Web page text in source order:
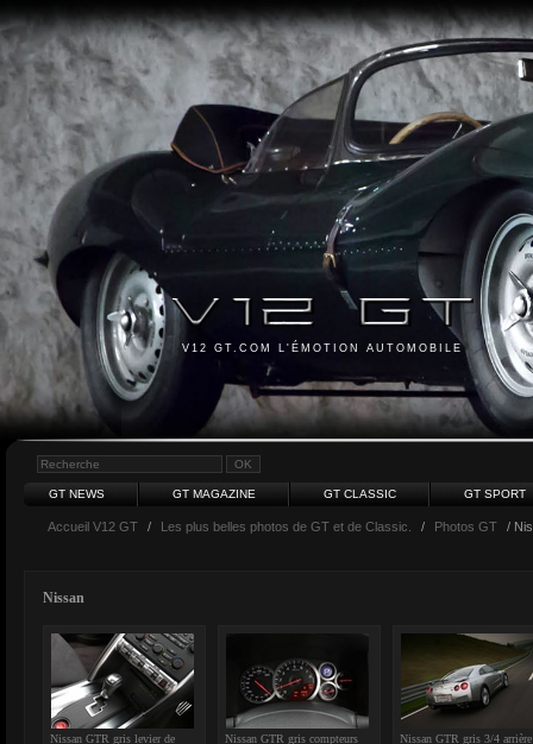
V12 GT.COM L'ÉMOTION AUTOMOBILE
GT NEWS GT MAGAZINE GT CLASSIC GT SPORT
Accueil V12 GT / Les plus belles photos de GT et de Classic. / Photos GT /
Nissan
Nissan GTR gris levier de
Nissan GTR gris compteurs
Nissan GTR gris 3/4 arrière